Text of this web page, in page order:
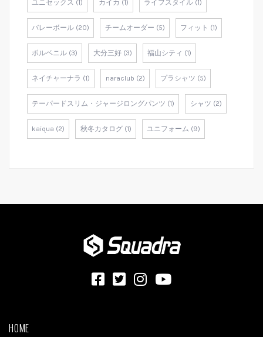
ユニセックス (1) カイカ (1) ライフスタイル (1)
バレーボール (20) チームオーダー (5) フィット (1)
ポルベニル (3) 大分三好 (3) 福山シティ (1)
ネイチャーナラ (1) naraclub (2) プラシャツ (5)
テーパードスリム・ジャージロングパンツ (1) シャツ (2)
kaiqua (2) 秋冬カタログ (1) ユニフォーム (9)
HOME